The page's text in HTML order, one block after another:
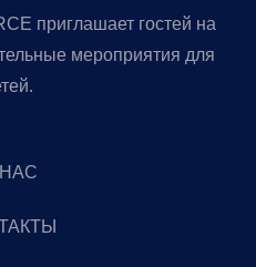
приглашает гостей на
мероприятия для